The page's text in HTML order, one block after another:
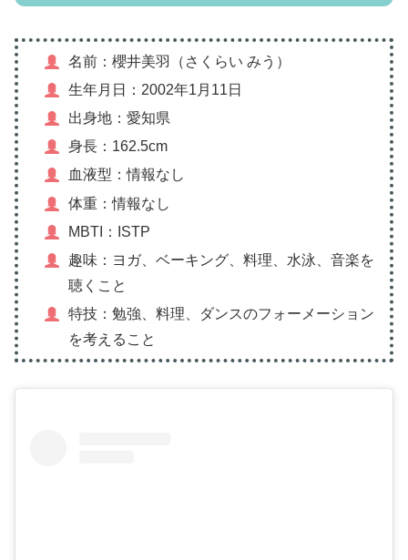
名前：櫻井美羽（さくらい みう）
生年月日：2002年1月11日
出身地：愛知県
身長：162.5cm
血液型：情報なし
体重：情報なし
MBTI：ISTP
趣味：ヨガ、ベーキング、料理、水泳、音楽を
聴くこと
特技：勉強、料理、ダンスのフォーメーション
を考えること